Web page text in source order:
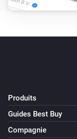
Produits
Guides Best Buy
Compagnie